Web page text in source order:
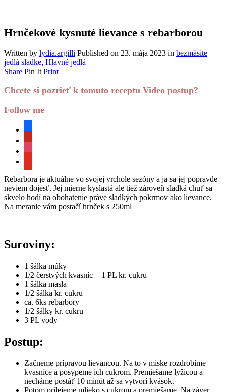
Hrnčekové kysnuté lievance s rebarborou
Written by lydia.argilli Published on 23. mája 2023 in bezmäsite
jedlá sladke, Hlavné jedlá
Share Pin It Print
Chcete si pozrieť k tomuto receptu Video postup?
Follow me
Rebarbora je aktuálne vo svojej vrchole sezóny a ja sa jej popravde
neviem dojesť. Jej mierne kyslastá ale tiež zároveň sladká chuť sa
skvelo hodí na obohatenie práve sladkých pokrmov ako lievance.
Na meranie vám postačí hrnček s 250ml
Suroviny:
1 šálka múky
1/2 čerstvých kvasníc + 1 PL kr. cukru
1 šálka masla
1/2 šálka kr. cukru
ca. 6ks rebarbory
1/2 šálky kr. cukru
3 PL vody
Postup:
Začneme prípravou lievancou. Na to v miske rozdrobíme
kvasnice a posypeme ich cukrom. Premiešame lyžicou a
necháme postáť 10 minút až sa vytvorí kvások.